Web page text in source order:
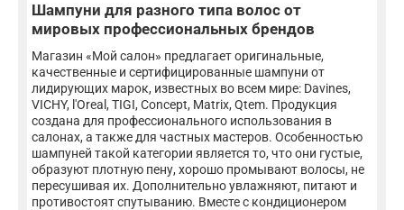
Шампуни для разного типа волос от
мировых профессиональных брендов
Магазин «Мой салон» предлагает оригинальные,
качественные и сертифицированные шампуни от
лидирующих марок, известных во всем мире: Davines,
VICHY, l'Oreal, TIGI, Concept, Matrix, Qtem. Продукция
создана для профессионального использования в
салонах, а также для частных мастеров. Особенностью
шампуней такой категории является то, что они густые,
образуют плотную пену, хорошо промывают волосы, не
пересушивая их. Дополнительно увлажняют, питают и
противостоят спутыванию. Вместе с кондиционером